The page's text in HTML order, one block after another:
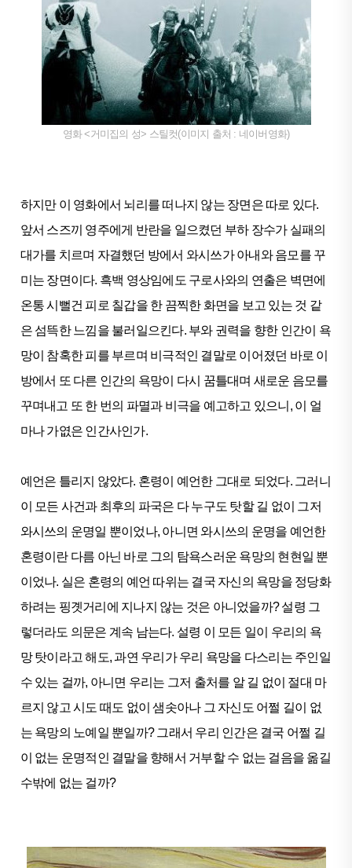
영화 <거미집의 성> 스틸컷(이미지 출처 : 네이버영화)
하지만 이 영화에서 뇌리를 떠나지 않는 장면은 따로 있다.
앞서 스즈끼 영주에게 반란을 일으켰던 부하 장수가 실패의
대가를 치르며 자결했던 방에서 와시쓰가 아내와 음모를 꾸
미는 장면이다. 흑백 영상임에도 구로사와의 연출은 벽면에
온통 시뻘건 피로 칠갑을 한 끔찍한 화면을 보고 있는 것 같
은 섬뜩한 느낌을 불러일으킨다. 부와 권력을 향한 인간이 욕
망이 참혹한 피를 부르며 비극적인 결말로 이어졌던 바로 이
방에서 또 다른 인간의 욕망이 다시 꿈틀대며 새로운 음모를
꾸며내고 또 한 번의 파멸과 비극을 예고하고 있으니, 이 얼
마나 가엾은 인간사인가.
예언은 틀리지 않았다. 혼령이 예언한 그대로 되었다. 그러니
이 모든 사건과 최후의 파국은 다 누구도 탓할 길 없이 그저
와시쓰의 운명일 뿐이었나, 아니면 와시쓰의 운명을 예언한
혼령이란 다름 아닌 바로 그의 탐욕스러운 욕망의 현현일 뿐
이었나. 실은 혼령의 예언 따위는 결국 자신의 욕망을 정당화
하려는 핑곗거리에 지나지 않는 것은 아니었을까? 설령 그
렇더라도 의문은 계속 남는다. 설령 이 모든 일이 우리의 욕
망 탓이라고 해도, 과연 우리가 우리 욕망을 다스리는 주인일
수 있는 걸까, 아니면 우리는 그저 출처를 알 길 없이 절대 마
르지 않고 시도 때도 없이 샘솟아나 그 자신도 어쩔 길이 없
는 욕망의 노예일 뿐일까? 그래서 우리 인간은 결국 어쩔 길
이 없는 운명적인 결말을 향해서 거부할 수 없는 걸음을 옮길
수밖에 없는 걸까?